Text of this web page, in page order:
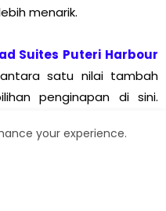
menarik.
Suites Puteri Harbour
satu nilai tambah
penginapan di sini.
dengan orang ramai
your experience.